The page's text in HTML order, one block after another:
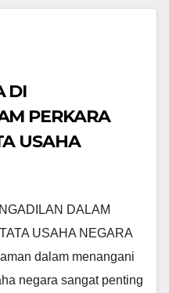
DI
PERKARA
USAHA
DALAM
USAHA NEGARA
dalam menangani
negara sangat penting